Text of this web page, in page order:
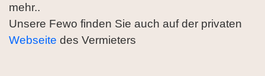
mehr..
Unsere Fewo finden Sie auch auf der privaten
Webseite des Vermieters